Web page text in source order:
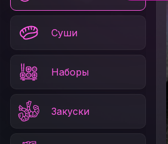
Суши
Наборы
Закуски